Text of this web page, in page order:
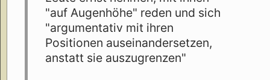
"auf Augenhöhe" reden und sich
"argumentativ mit ihren
Positionen auseinandersetzen,
anstatt sie auszugrenzen"